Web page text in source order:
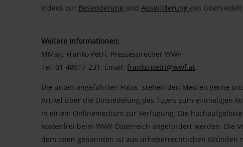
Videos zur Besenderung und Auswilderung des
Weitere Informationen:
MMag. Franko Petri, Pressesprecher WWF,
Tel. 01-48817-231, Email: franko.petri@wwf.at.
Die unten angeführten Fotos stehen den Medien gerne
Artikel über die Umsiedelung des Tigers zum einmaligen
in einem Onlinemedium zur Verfügung. Die
kostenfrei beim WWF Österreich angefordert werden. Die
dem oben genannten ist aus urheberrechtlichen Gründen